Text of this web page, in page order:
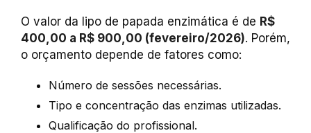
O valor da lipo de papada enzimática é de R$
400,00 a R$ 900,00 (fevereiro/2026). Porém,
o orçamento depende de fatores como:
Número de sessões necessárias.
Tipo e concentração das enzimas utilizadas.
Qualificação do profissional.